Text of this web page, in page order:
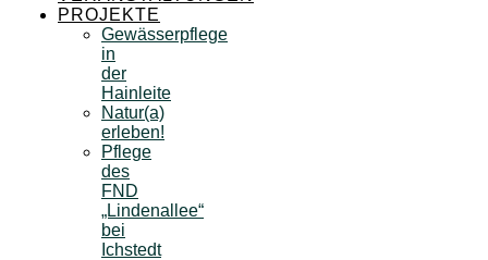
PROJEKTE
Gewässerpflege
in
der
Hainleite
Natur(a)
erleben!
Pflege
des
FND
„Lindenallee“
bei
Ichstedt